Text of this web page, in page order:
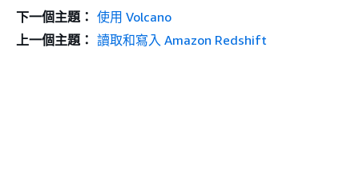
下一個主題： 使用 Volcano
上一個主題： 讀取和寫入 Amazon Redshift